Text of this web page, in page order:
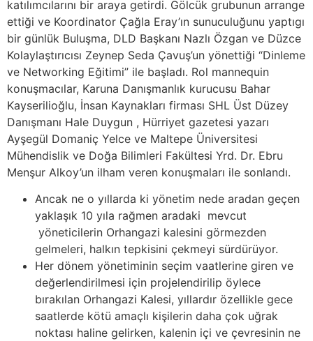
katılımcılarını bir araya getirdi. Gölcük grubunun arrange
ettiği ve Koordinator Çağla Eray’ın sunuculuğunu yaptıgı
bir günlük Buluşma, DLD Başkanı Nazlı Özgan ve Düzce
Kolaylaştırıcısı Zeynep Seda Çavuş’un yönettiği “Dinleme
ve Networking Eğitimi” ile başladı. Rol mannequin
konuşmacılar, Karuna Danışmanlık kurucusu Bahar
Kayserilioğlu, İnsan Kaynakları firması SHL Üst Düzey
Danışmanı Hale Duygun , Hürriyet gazetesi yazarı
Ayşegül Domaniç Yelce ve Maltepe Üniversitesi
Mühendislik ve Doğa Bilimleri Fakültesi Yrd. Dr. Ebru
Menşur Alkoy’un ilham veren konuşmaları ile sonlandı.
Ancak ne o yıllarda ki yönetim nede aradan geçen
yaklaşık 10 yıla rağmen aradaki mevcut
yöneticilerin Orhangazi kalesini görmezden
gelmeleri, halkın tepkisini çekmeyi sürdürüyor.
Her dönem yönetiminin seçim vaatlerine giren ve
değerlendirilmesi için projelendirilip öylece
bırakılan Orhangazi Kalesi, yıllardır özellikle gece
saatlerde kötü amaçlı kişilerin daha çok uğrak
noktası haline gelirken, kalenin içi ve çevresinin ne